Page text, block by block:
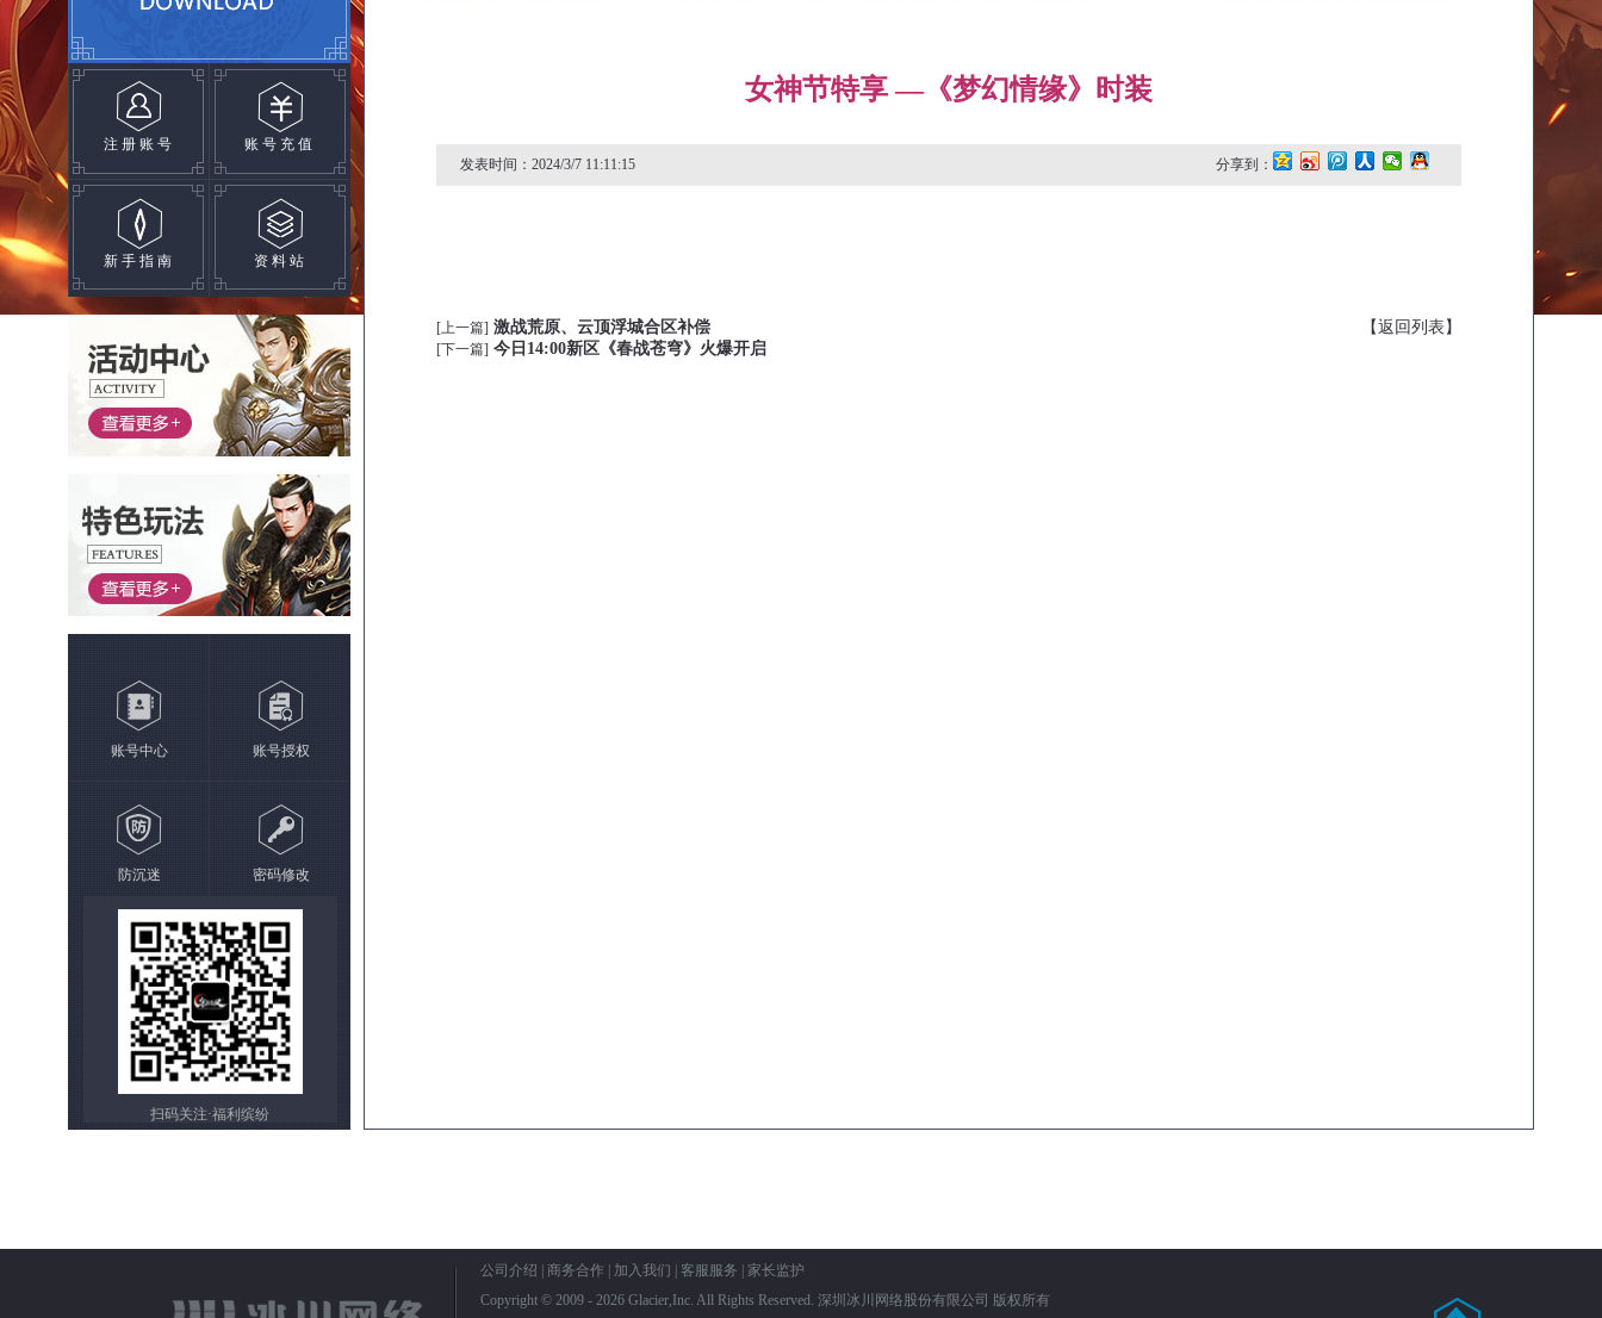
注册账号 账号充值
新手指南 资料站
账号中心 账号授权
防沉迷 密码修改
扫码关注·福利缤纷
女神节特享 —《梦幻情缘》时装
发表时间：2024/3/7 11:11:15 分享到：
[上一篇] 激战荒原、云顶浮城合区补偿
[下一篇] 今日14:00新区《春战苍穹》火爆开启
【返回列表】
公司介绍 商务合作 加入我们 客服服务
家长监护
Copyright © 2009 - 2026 Glacier,Inc. All Rights Reserved. 深圳冰川网络股份有限公司 版权所有